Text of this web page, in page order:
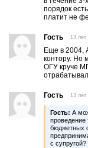
порядок
платит не
Гость 13 лет
Еще в 2004,
контору. Но
ОГУ круче
Гость 13 лет
Гость: А
проведение
бюджетных
с супругой?